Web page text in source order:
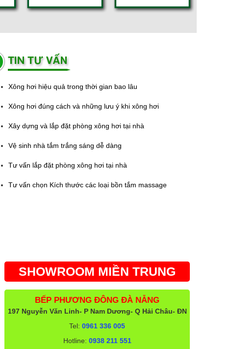
Xông hơi hiệu quả trong thời gian bao lâu
Xông hơi đúng cách và những lưu ý khi xông hơi
Xây dựng và lắp đặt phòng xông hơi tại nhà
Vệ sinh nhà tắm trắng sáng dễ dàng
Tư vấn lắp đặt phòng xông hơi tại nhà
Tư vấn chọn Kích thước các loại bồn tắm massage
SHOWROOM MIỀN TRUNG
BẾP PHƯƠNG ĐÔNG ĐÀ NẴNG
197 Nguyễn Văn Linh- P Nam Dương- Q Hải Châu- ĐN
Tel:0961 336 005
Hotline: 0938 211 551